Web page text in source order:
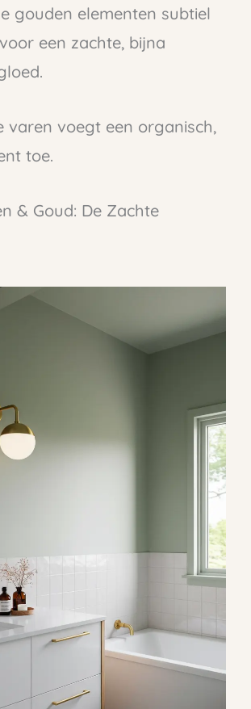
gouden elementen subtiel
een zachte, bijna
varen voegt een organisch,
toe.
& Goud: De Zachte